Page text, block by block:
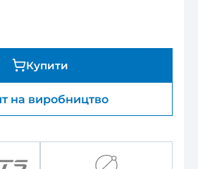
Купити
на виробництво